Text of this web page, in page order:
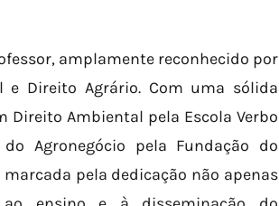
amplamente reconhecido por
Direito Agrário. Com uma sólida
Direito Ambiental pela Escola Verbo
Agronegócio pela Fundação do
pela dedicação não apenas